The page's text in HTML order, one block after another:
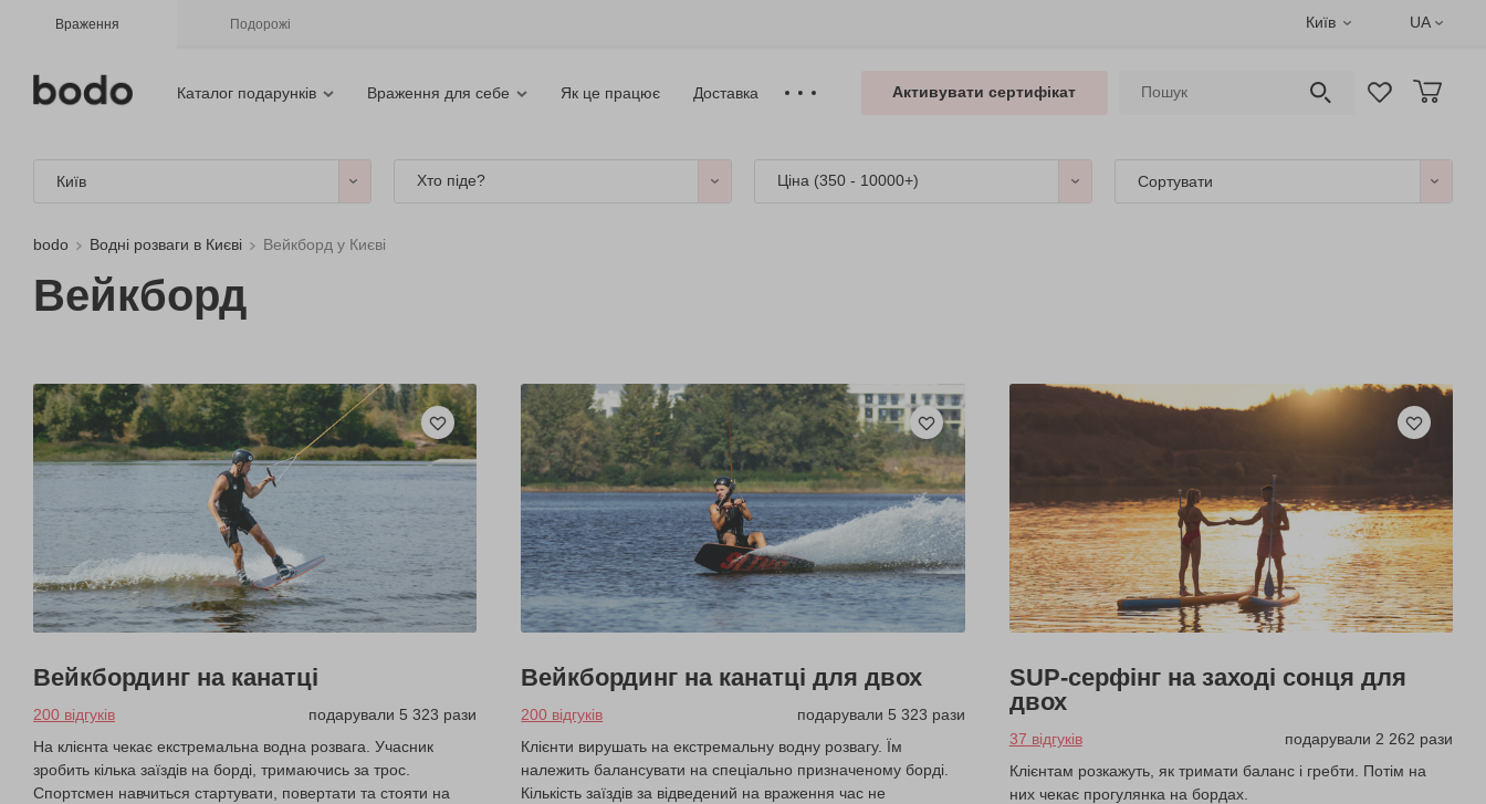
Враження Подорожі Київ UA
Каталог подарунків Враження для себе Як це працює Доставка Активувати сертифікат
Київ Хто піде? Ціна (350 - 10000+) Сортувати
bodo Водні розваги в Києві Вейкборд у Києві
Вейкборд
Вейкбординг на канатці
200 відгуків
подарували 5 323 рази
На клієнта чекає екстремальна водна розвага. Учасник
зробить кілька заїздів на борді, тримаючись за трос.
Спортсмен навчиться стартувати, повертати та стояти на
Вейкбординг на канатці для двох
200 відгуків
подарували 5 323 рази
Клієнти вирушать на екстремальну водну розвагу. Їм
належить балансувати на спеціально призначеному борді.
Кількість заїздів за відведений на враження час не
SUP-серфінг на заході сонця для
двох
37 відгуків
подарували 2 262 рази
Клієнтам розкажуть, як тримати баланс і гребти. Потім на
них чекає прогулянка на бордах.